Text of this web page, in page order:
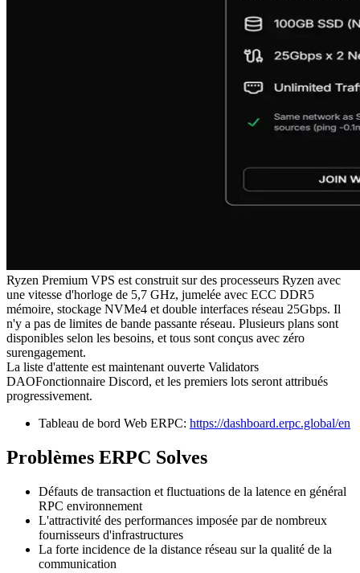
Ryzen Premium VPS est construit sur des processeurs Ryzen avec
une vitesse d'horloge de 5,7 GHz, jumelée avec ECC DDR5
mémoire, stockage NVMe4 et double interfaces réseau 25Gbps. Il
n'y a pas de limites de bande passante réseau. Plusieurs plans sont
disponibles selon les besoins, et tous sont conçus avec zéro
surengagement.
La liste d'attente est maintenant ouverte Validators
DAOFonctionnaire Discord, et les premiers lots seront attribués
progressivement.
Tableau de bord Web ERPC: https://dashboard.erpc.global/en
Problèmes ERPC Solves
Défauts de transaction et fluctuations de la latence en général
RPC environnement
L'attractivité des performances imposée par de nombreux
fournisseurs d'infrastructures
La forte incidence de la distance réseau sur la qualité de la
communication